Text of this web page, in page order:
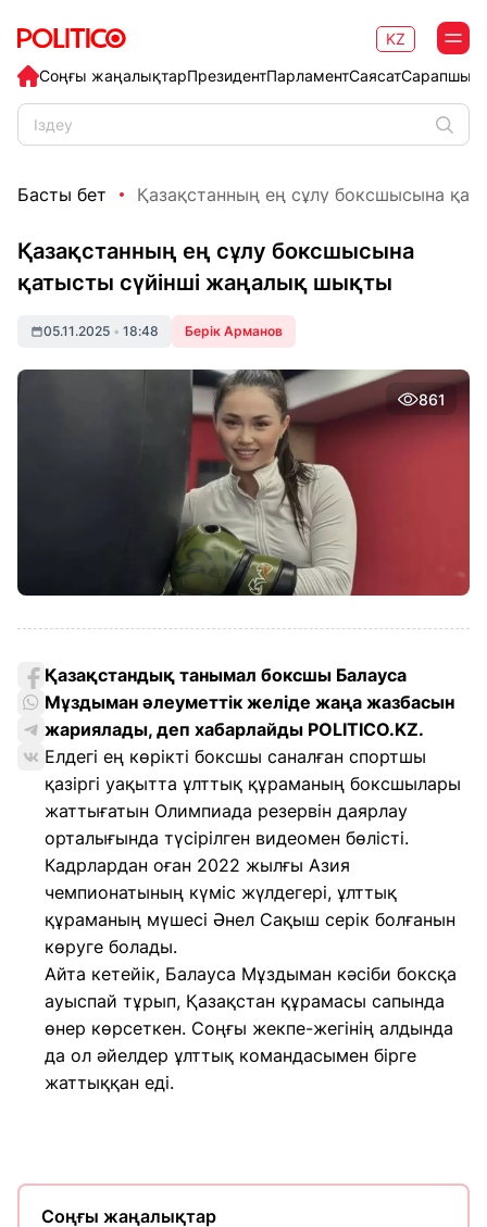
Соңғы жаңалықтарПрезидентПарламентСаясат
KZ
Басты бет Қазақстанның ең сұлу боксшысына
Қазақстанның ең сұлу боксшысына
қатысты сүйінші жаңалық шықты
05.11.2025 • 18:48 Берік Арманов
861
Қазақстандық танымал боксшы Балауса
Мұздыман әлеуметтік желіде жаңа жазбасын
жариялады, деп хабарлайды POLITICO.KZ.
Елдегі ең көрікті боксшы саналған спортшы
қазіргі уақытта ұлттық құраманың боксшылары
жаттығатын Олимпиада резервін даярлау
орталығында түсірілген видеомен бөлісті.
Кадрлардан оған 2022 жылғы Азия
чемпионатының күміс жүлдегері, ұлттық
құраманың мүшесі Әнел Сақыш серік болғанын
көруге болады.
Айта кетейік, Балауса Мұздыман кәсіби боксқа
ауыспай тұрып, Қазақстан құрамасы сапында
өнер көрсеткен. Соңғы жекпе-жегінің алдында
да ол әйелдер ұлттық командасымен бірге
жаттыққан еді.
Соңғы жаңалықтар